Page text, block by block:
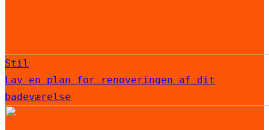
Stil
Lav en plan for renoveringen af dit
badeværelse